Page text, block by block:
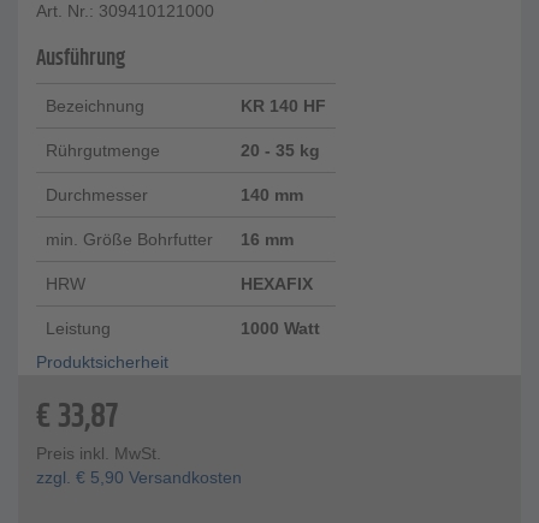
Art. Nr.: 309410121000
Ausführung
Bezeichnung KR 140 HF
Rührgutmenge 20 - 35 kg
Durchmesser 140 mm
min. Größe Bohrfutter 16 mm
HRW HEXAFIX
Leistung
1000 Watt
Produktsicherheit
€33,87
Preis inkl. MwSt.
zzgl. € 5,90 Versandkosten